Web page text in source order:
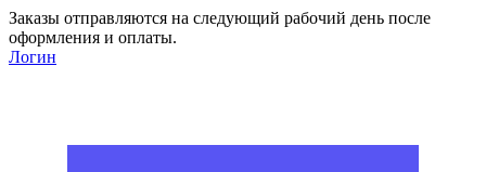
Заказы отправляются на следующий рабочий день после
оформления и оплаты.
Логин